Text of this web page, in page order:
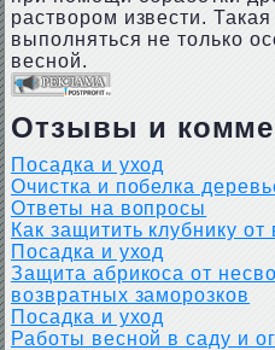
раствором извести.
выполняться не только
весной.
Отзывы и
Посадка и уход
Очистка и побелка
Ответы на вопросы
Как защитить клубнику
Посадка и уход
Защита абрикоса от
возвратных заморозков
Посадка и уход
Работы весной в саду и